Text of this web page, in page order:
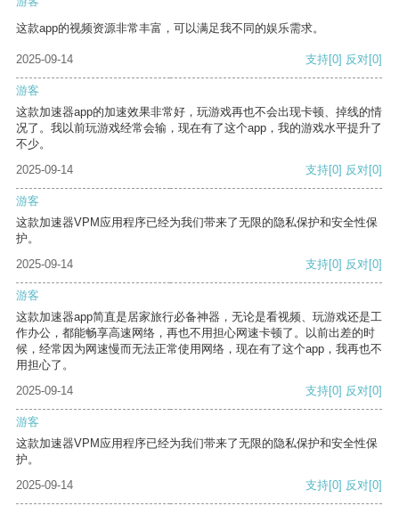
这款app的视频资源非常丰富，可以满足我不同的娱乐需求。
2025-09-14 支持[0] 反对[0]
游客
这款加速器app的加速效果非常好，玩游戏再也不会出现卡顿、掉线的情
况了。我以前玩游戏经常会输，现在有了这个app，我的游戏水平提升了
不少。
2025-09-14
支持[0] 反对[0]
游客
这款加速器VPM应用程序已经为我们带来了无限的隐私保护和安全性保
护。
2025-09-14
支持[0] 反对[0]
游客
这款加速器app简直是居家旅行必备神器，无论是看视频、玩游戏还是工
作办公，都能畅享高速网络，再也不用担心网速卡顿了。以前出差的时
候，经常因为网速慢而无法正常使用网络，现在有了这个app，我再也不
用担心了。
2025-09-14
支持[0] 反对[0]
游客
这款加速器VPM应用程序已经为我们带来了无限的隐私保护和安全性保
护。
2025-09-14
支持[0] 反对[0]